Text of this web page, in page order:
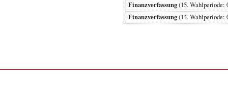
Finanzverfassung(15.
Finanzverfassung(14.